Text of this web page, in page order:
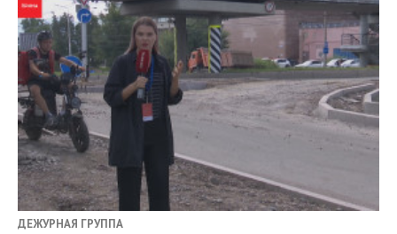
ДЕЖУРНАЯ ГРУППА